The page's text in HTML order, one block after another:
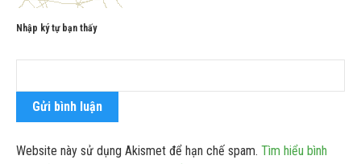
Nhập ký tự bạn thấy
Website này sử dụng Akismet để hạn chế spam. Tìm hiểu bình